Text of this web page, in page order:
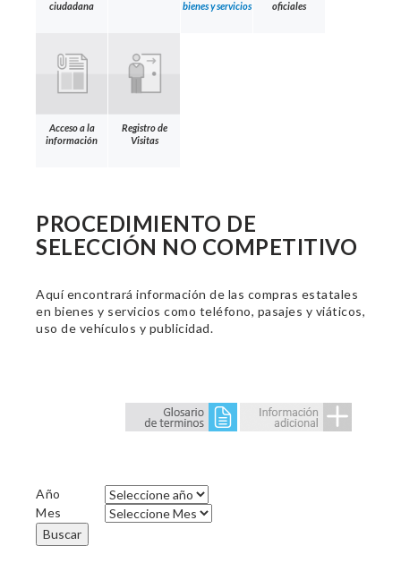
ciudadana
bienes y servicios
oficiales
Acceso a la
información
Registro de
Visitas
PROCEDIMIENTO DE
SELECCIÓN NO COMPETITIVO
Aquí encontrará información de las compras estatales
en bienes y servicios como teléfono, pasajes y viáticos,
uso de vehículos y publicidad.
Año
Mes
Buscar